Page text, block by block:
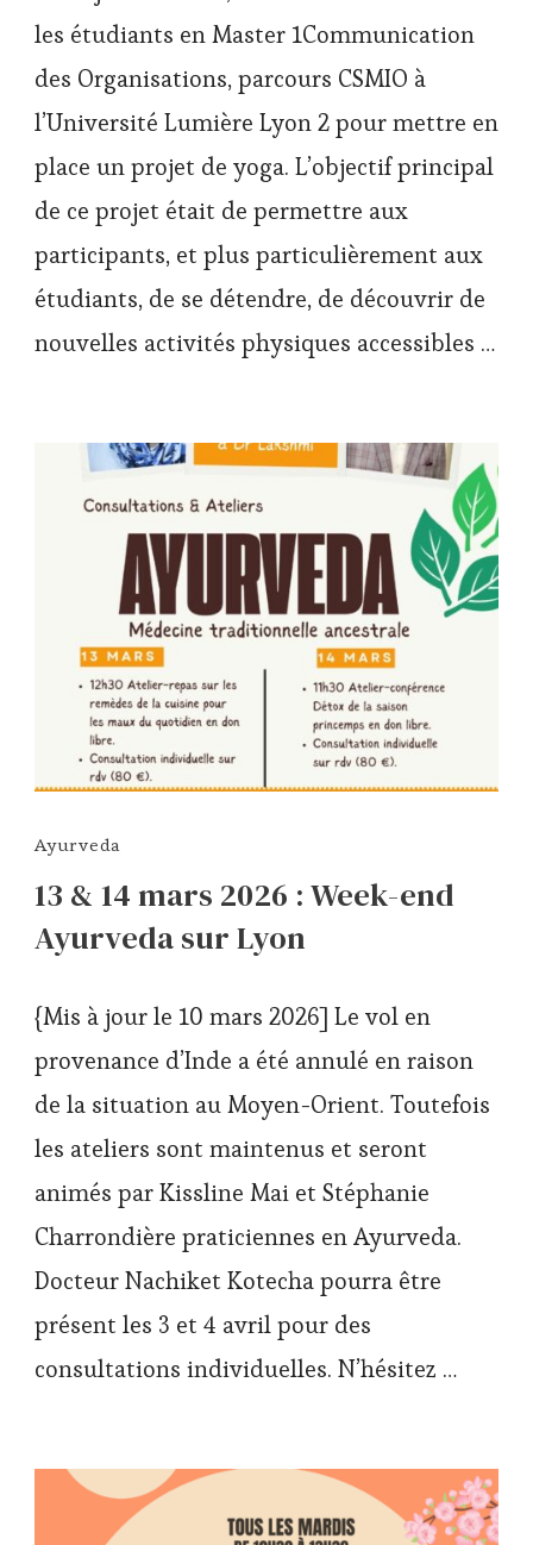
les étudiants en Master 1Communication
des Organisations, parcours CSMIO à
l’Université Lumière Lyon 2 pour mettre en
place un projet de yoga. L’objectif principal
de ce projet était de permettre aux
participants, et plus particulièrement aux
étudiants, de se détendre, de découvrir de
nouvelles activités physiques accessibles …
Ayurveda
13 & 14 mars 2026 : Week-end
Ayurveda sur Lyon
{Mis à jour le 10 mars 2026] Le vol en
provenance d’Inde a été annulé en raison
de la situation au Moyen-Orient. Toutefois
les ateliers sont maintenus et seront
animés par Kissline Mai et Stéphanie
Charrondière praticiennes en Ayurveda.
Docteur Nachiket Kotecha pourra être
présent les 3 et 4 avril pour des
consultations individuelles. N’hésitez …